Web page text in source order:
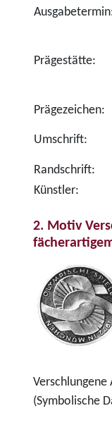
Prägestätte:
Prägezeichen:
Umschrift:
Randschrift:
Künstler:
2. Motiv
(Symbolische